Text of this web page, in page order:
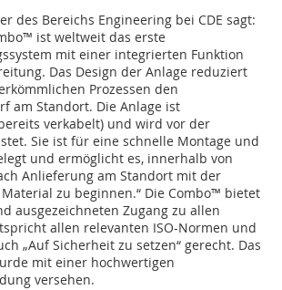
des Bereichs Engineering bei CDE sagt:
ist weltweit das erste
mit einer integrierten Funktion
Das Design der Anlage reduziert
Prozessen den
am Standort. Die Anlage ist
verkabelt) und wird vor der
Sie ist für eine schnelle Montage und
und ermöglicht es, innerhalb von
Anlieferung am Standort mit der
zu beginnen.“ Die Combo™ bietet
ausgezeichneten Zugang zu allen
allen relevanten ISO-Normen und
„Auf Sicherheit zu setzen“ gerecht. Das
mit einer hochwertigen
versehen.